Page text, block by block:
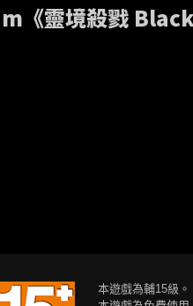
《靈境殺戮
本遊戲為輔15級。